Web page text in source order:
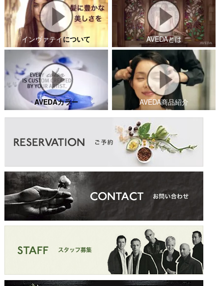
インヴァテイについて AVEDAとは
AVEDAカラー AVEDA商品紹介